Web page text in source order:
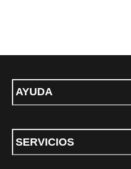
AYUDA
SERVICIOS